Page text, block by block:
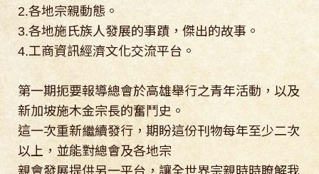
2.各地宗親動態。
3.各地施氏族人發展的事蹟，傑出的故事。
4.工商資訊經濟文化交流平台。
第一期扼要報導總會於高雄舉行之青年活動，以及
新加坡施木金宗長的奮鬥史。
這一次重新繼續發行，期盼這份刊物每年至少二次
以上，並能對總會及各地宗
親會發展提供另一平台，讓全世界宗親時時瞭解我